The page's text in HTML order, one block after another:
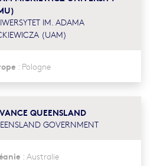
IM. ADAMA
(UAM)
: Pologne
QUEENSLAND
GOVERNMENT
: Australie